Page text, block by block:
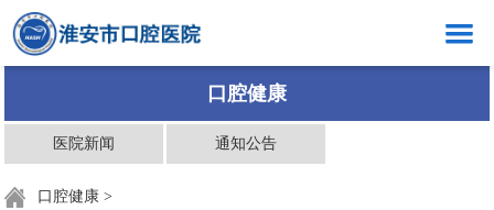
医院概况
口腔健康
医院新闻 通知公告
口腔健康 >